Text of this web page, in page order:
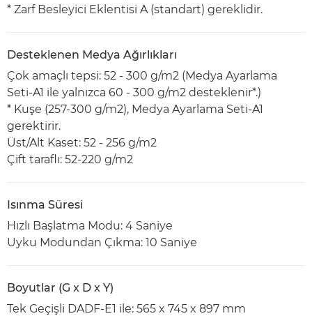
* Zarf Besleyici Eklentisi A (standart) gereklidir.
Desteklenen Medya Ağırlıkları
Çok amaçlı tepsi: 52 - 300 g/m2 (Medya Ayarlama
Seti-A1 ile yalnızca 60 - 300 g/m2 desteklenir*.)
* Kuşe (257-300 g/m2), Medya Ayarlama Seti-A1
gerektirir.
Üst/Alt Kaset: 52 - 256 g/m2
Çift taraflı: 52-220 g/m2
Isınma Süresi
Hızlı Başlatma Modu: 4 Saniye
Uyku Modundan Çıkma: 10 Saniye
Boyutlar (G x D x Y)
Tek Geçişli DADF-E1 ile: 565 x 745 x 897 mm